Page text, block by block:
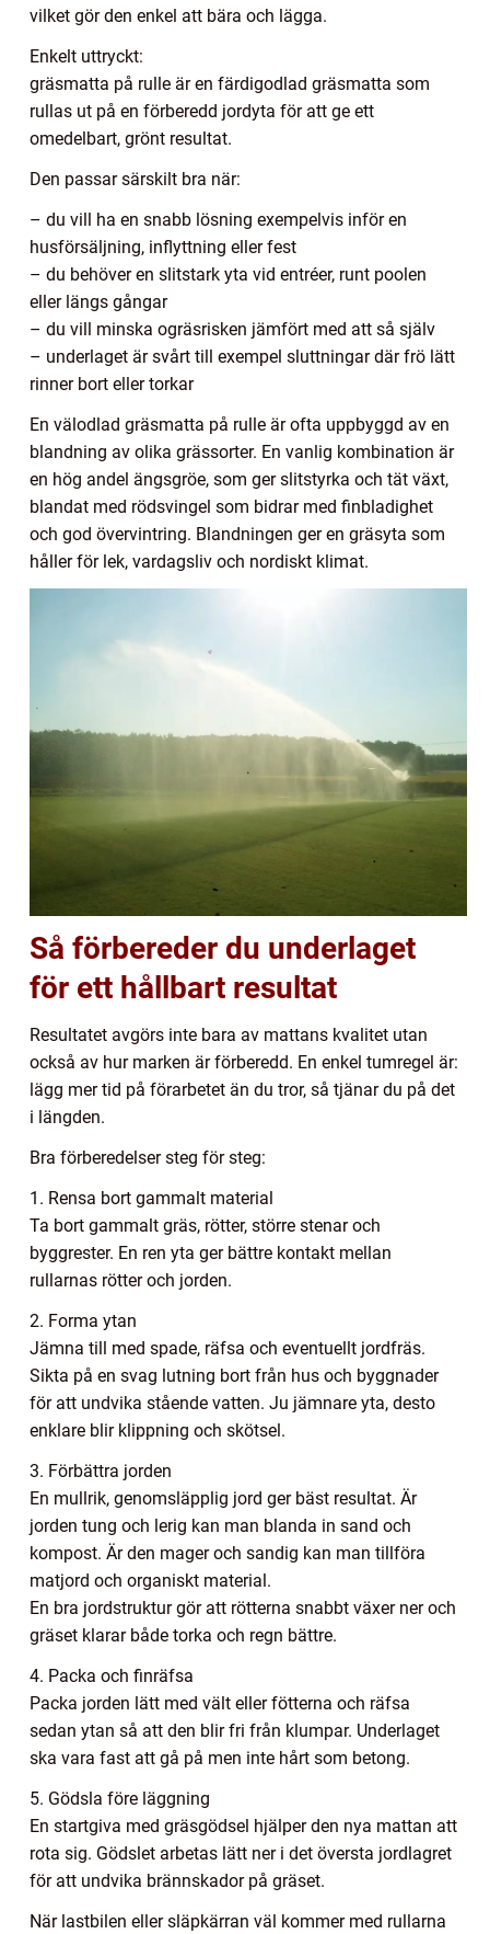
vilket gör den enkel att bära och lägga.
Enkelt uttryckt:
gräsmatta på rulle är en färdigodlad gräsmatta som
rullas ut på en förberedd jordyta för att ge ett
omedelbart, grönt resultat.
Den passar särskilt bra när:
– du vill ha en snabb lösning exempelvis inför en
husförsäljning, inflyttning eller fest
– du behöver en slitstark yta vid entréer, runt poolen
eller längs gångar
– du vill minska ogräsrisken jämfört med att så själv
– underlaget är svårt till exempel sluttningar där frö lätt
rinner bort eller torkar
En välodlad gräsmatta på rulle är ofta uppbyggd av en
blandning av olika grässorter. En vanlig kombination är
en hög andel ängsgröe, som ger slitstyrka och tät växt,
blandat med rödsvingel som bidrar med finbladighet
och god övervintring. Blandningen ger en gräsyta som
håller för lek, vardagsliv och nordiskt klimat.
Så förbereder du underlaget
för ett hållbart resultat
Resultatet avgörs inte bara av mattans kvalitet utan
också av hur marken är förberedd. En enkel tumregel är:
lägg mer tid på förarbetet än du tror, så tjänar du på det
i längden.
Bra förberedelser steg för steg:
1. Rensa bort gammalt material
Ta bort gammalt gräs, rötter, större stenar och
byggrester. En ren yta ger bättre kontakt mellan
rullarnas rötter och jorden.
2. Forma ytan
Jämna till med spade, räfsa och eventuellt jordfräs.
Sikta på en svag lutning bort från hus och byggnader
för att undvika stående vatten. Ju jämnare yta, desto
enklare blir klippning och skötsel.
3. Förbättra jorden
En mullrik, genomsläpplig jord ger bäst resultat. Är
jorden tung och lerig kan man blanda in sand och
kompost. Är den mager och sandig kan man tillföra
matjord och organiskt material.
En bra jordstruktur gör att rötterna snabbt växer ner och
gräset klarar både torka och regn bättre.
4. Packa och finräfsa
Packa jorden lätt med vält eller fötterna och räfsa
sedan ytan så att den blir fri från klumpar. Underlaget
ska vara fast att gå på men inte hårt som betong.
5. Gödsla före läggning
En startgiva med gräsgödsel hjälper den nya mattan att
rota sig. Gödslet arbetas lätt ner i det översta jordlagret
för att undvika brännskador på gräset.
När lastbilen eller släpkärran väl kommer med rullarna